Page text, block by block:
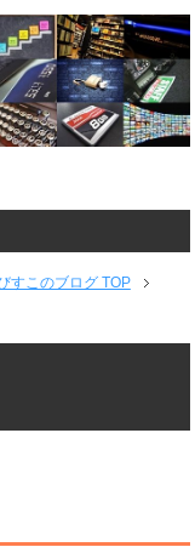
すこのブログ TOP